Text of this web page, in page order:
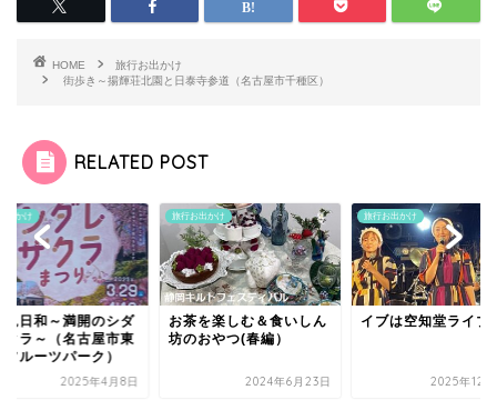
HOME
旅行お出かけ
街歩き～揚輝荘北園と日泰寺参道（名古屋市千種区）
RELATED POST
出かけ
を楽しむ＆食いしん
おやつ(春編）
2024年6月23日
旅行お出かけ
イブは空知堂ライブで♪
2025年12月25日
旅行お出かけ
お花見日和～満開の
2025年4